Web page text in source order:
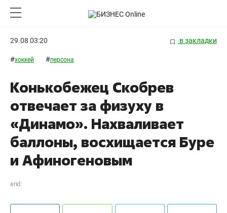
29.08 03:20 в закладки
#хоккей #персона
Конькобежец Скобрев
отвечает за физуху в
«Динамо». Нахваливает
баллоны, восхищается Буре
и Афиногеновым
erid: